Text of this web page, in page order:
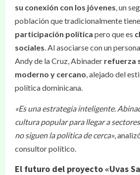
su conexión con los jóvenes, un
población que tradicionalmente tiene
participación política pero que es
sociales. Al asociarse con un
Andy de la Cruz, Abinader refuerza
moderno y cercano, alejado del
política dominicana.
«Es una estrategia inteligente.
cultura popular para llegar a
no siguen la política de cerca»,
consultor político.
El futuro del proyecto «Uvas